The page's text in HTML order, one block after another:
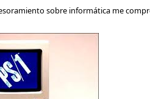
sobre informática me